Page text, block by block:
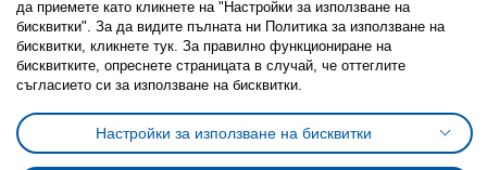
Политика за използване на бисквитки (Cookies)
Избор на настройки за използване на бисквитки
Условия за ползване на ikea.bgОбща политика за личните данни
Политика за защита на личните данни на ikea.bg
Общи условия на програма IKEA Family
да приемете като кликнете на "Настройки за използване на
бисквитки". За да видите пълната ни Политика за използване на
бисквитки, кликнете тук. За правилно функциониране на
бисквитките, опреснете страницата в случай, че оттеглите
съгласието си за използване на бисквитки.
Настройки за използване на бисквитки